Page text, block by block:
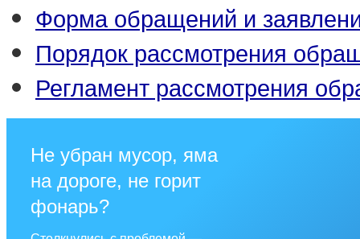
Форма обращений и
Порядок рассмотрения
Регламент рассмотрения
Не убран мусор, яма
на дороге, не горит
фонарь?